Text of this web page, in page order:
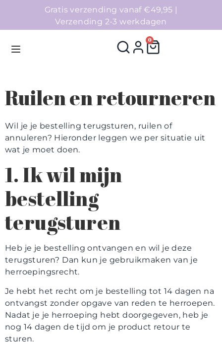
Gratis verzending vanaf €49,95 |
Verzending 2-3 werkdagen
0
Homepage
Telefoonhoesjes
Accessoires
Sale
Collecties
Contact
Ruilen en retourneren
Wil je je bestelling terugsturen, ruilen of
annuleren? Hieronder leggen we per situatie uit
wat je moet doen.
1. Ik wil mijn
bestelling
terugsturen
Heb je je bestelling ontvangen en wil je deze
terugsturen? Dan kun je gebruikmaken van je
herroepingsrecht.
Je hebt het recht om je bestelling tot 14 dagen na
ontvangst zonder opgave van reden te herroepen.
Nadat je je herroeping hebt doorgegeven, heb je
nog 14 dagen de tijd om je product retour te
sturen.